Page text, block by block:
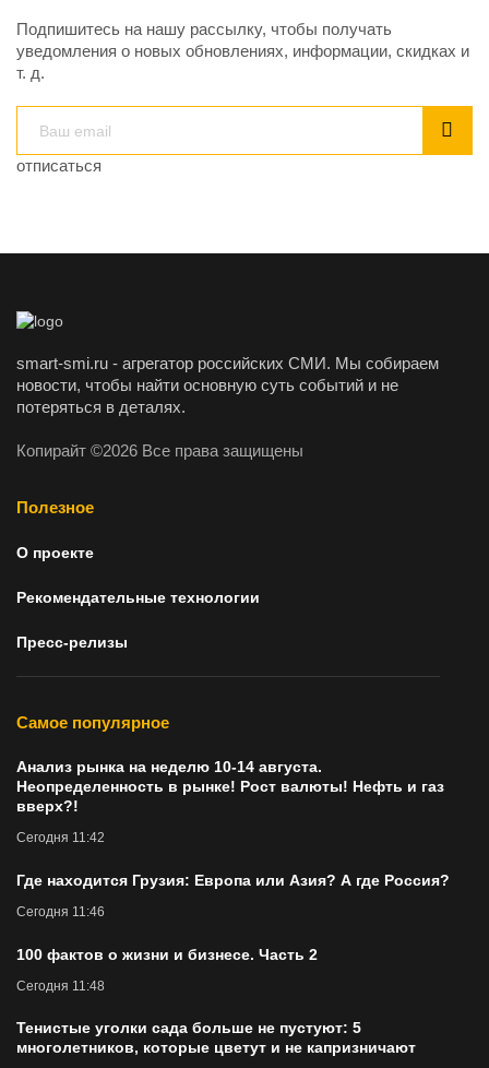
Подпишитесь на нашу рассылку, чтобы получать
уведомления о новых обновлениях, информации, скидках и
т. д.
отписаться
smart-smi.ru - агрегатор российских СМИ. Мы собираем
новости, чтобы найти основную суть событий и не
потеряться в деталях.
Копирайт ©2026 Все права защищены
Полезное
О проекте
Рекомендательные технологии
Пресс-релизы
Самое популярное
Анализ рынка на неделю 10-14 августа.
Неопределенность в рынке! Рост валюты! Нефть и газ
вверх?!
Сегодня 11:42
Где находится Грузия: Европа или Азия? А где Россия?
Сегодня 11:46
100 фактов о жизни и бизнесе. Часть 2
Сегодня 11:48
Тенистые уголки сада больше не пустуют: 5
многолетников, которые цветут и не капризничают